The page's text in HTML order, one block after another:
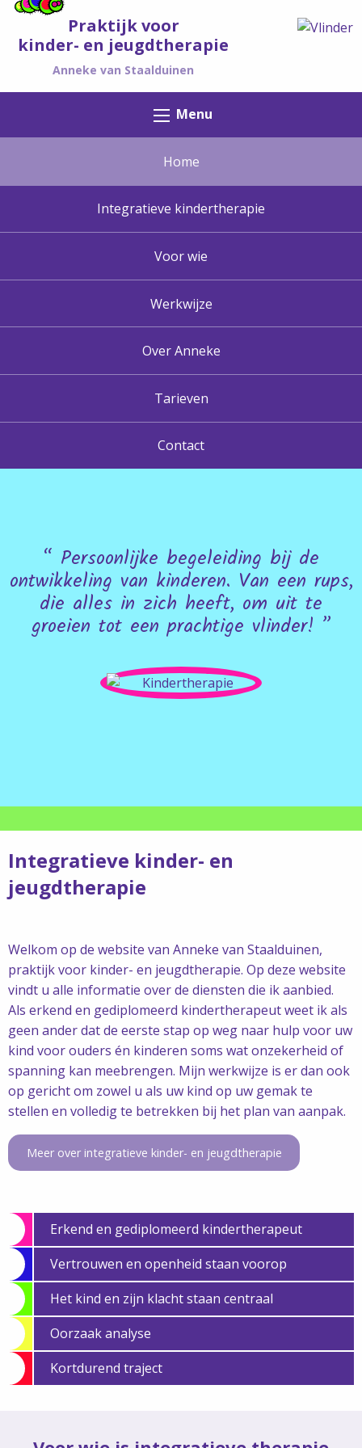
Praktijk voor
kinder- en jeugdtherapie
Anneke van Staalduinen
Menu
Home
Integratieve kindertherapie
Voor wie
Werkwijze
Over Anneke
Tarieven
Contact
“ Persoonlijke begeleiding bij de
ontwikkeling van kinderen. Van een rups,
die alles in zich heeft, om uit te
groeien tot een prachtige vlinder! ”
Integratieve kinder- en
jeugdtherapie
Welkom op de website van Anneke van Staalduinen,
praktijk voor kinder- en jeugdtherapie. Op deze website
vindt u alle informatie over de diensten die ik aanbied.
Als erkend en gediplomeerd kindertherapeut weet ik als
geen ander dat de eerste stap op weg naar hulp voor uw
kind voor ouders én kinderen soms wat onzekerheid of
spanning kan meebrengen. Mijn werkwijze is er dan ook
op gericht om zowel u als uw kind op uw gemak te
stellen en volledig te betrekken bij het plan van aanpak.
Meer over integratieve kinder- en jeugdtherapie
Erkend en gediplomeerd kindertherapeut
Vertrouwen en openheid staan voorop
Het kind en zijn klacht staan centraal
Oorzaak analyse
Kortdurend traject